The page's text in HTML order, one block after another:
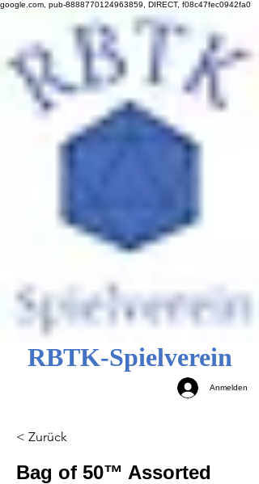
google.com, pub-8888770124963859, DIRECT, f08c47fec0942fa0
RBTK-Spielverein
Anmelden
< Zurück
Bag of 50™ Assorted